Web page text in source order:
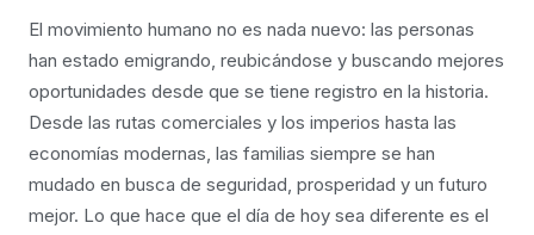
El movimiento humano no es nada nuevo: las personas
han estado emigrando, reubicándose y buscando mejores
oportunidades desde que se tiene registro en la historia.
Desde las rutas comerciales y los imperios hasta las
economías modernas, las familias siempre se han
mudado en busca de seguridad, prosperidad y un futuro
mejor. Lo que hace que el día de hoy sea diferente es el